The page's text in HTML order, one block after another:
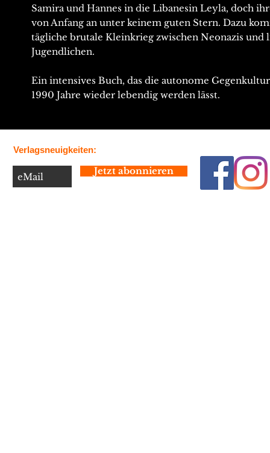
Samira und Hannes in die Libanesin Leyla, doch
von Anfang an unter keinem guten Stern. Dazu
tägliche brutale Kleinkrieg zwischen Neonazis und
Jugendlichen.
Ein intensives Buch, das die autonome
1990 Jahre wieder lebendig werden lässt.
Verlagsneuigkeiten:
Jetzt abonnieren